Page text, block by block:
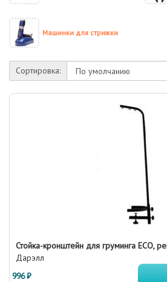
Машинки для стрижки
Сортировка:
Стойка-кронштейн для груминга ECO,
Дарэлл
996 ₽